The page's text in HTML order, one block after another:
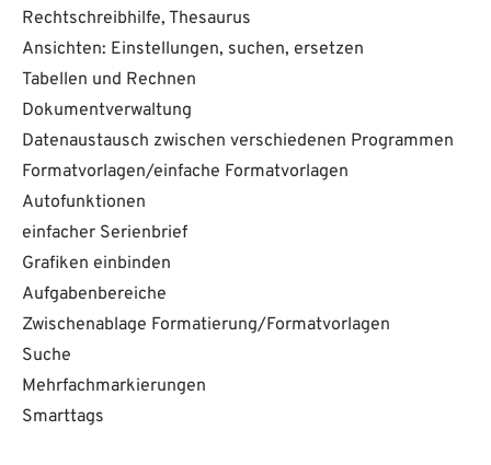
Rechtschreibhilfe, Thesaurus
Ansichten: Einstellungen, suchen, ersetzen
Tabellen und Rechnen
Dokumentverwaltung
Datenaustausch zwischen verschiedenen Programmen
Formatvorlagen/einfache Formatvorlagen
Autofunktionen
einfacher Serienbrief
Grafiken einbinden
Aufgabenbereiche
Zwischenablage Formatierung/Formatvorlagen
Suche
Mehrfachmarkierungen
Smarttags